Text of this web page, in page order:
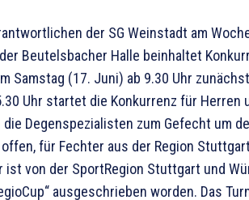
der SG Weinstadt am
Beutelsbacher Halle beinhaltet
Samstag (17. Juni) ab 9.30 Uhr
Uhr startet die Konkurrenz für Herren
Degen­spezialisten zum Gefecht um
für Fechter aus der Region
ist von der SportRegion Stuttgart und
ausgeschrieben worden. Das